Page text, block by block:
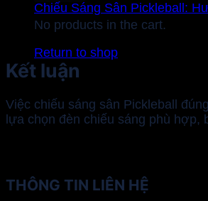
No products in the cart.
Return to shop
Chiếu Sáng Sân Pickleball:
Kết luận
Việc chiếu sáng sân Pickleball
lựa chọn đèn chiếu sáng phù hợp,
THÔNG TIN LIÊN HỆ